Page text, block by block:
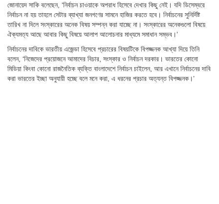
জোনায়েদ সাকি বলেছেন, ‘নির্বাচন চাওয়াকে অপরাধ হিসেবে দেখার কিছু নেই। যদি ডিসেম্বরে
নির্বাচন না হয় তাহলে সেটার ব্যাখ্যা জনগণের সামনে হাজির করতে হবে। নির্বাচনের সুনির্দিষ্ট
তারিখ না দিলে সংস্কারের অনেক বিষয় সম্পন্ন করা যাচ্ছে না। সংস্কারের অনেকগুলো বিষয়ে
ঐক্যমত্য আছে আবার কিছু বিষয়ে আলাপ আলোচনার মাধ্যমে সমাধান সম্ভব।’
নির্বাচনের দাবিকে ভারতীয় এজেন্ডা হিসেবে প্রচারের বিষয়টিকে বিপজ্জনক আখ্যা দিয়ে তিনি
বলেন, ‘নিজেদের প্রয়োজনে আমাদের বিচার, সংস্কার ও নির্বাচন দরকার। ভারতের কোনো
মিডিয়া কিংবা কোনো রাজনৈতিক ব্যক্তি বাংলাদেশে নির্বাচন চাইলেন, আর এখানে নির্বাচনের দাবি
করা ভারতের ইচ্ছা অনুযায়ী হচ্ছে বলে মনে করা, এ ধরনের প্রচার অত্যন্ত বিপজ্জনক।’